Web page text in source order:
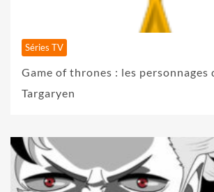
Séries TV
Game of thrones : les personnages
Targaryen